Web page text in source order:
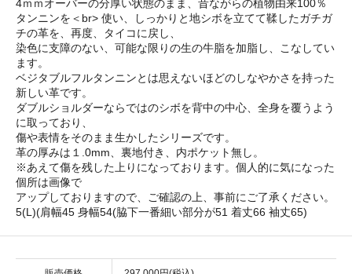
4ｍｍオーバーの分厚い状態のまま、昔ながらの植物由来100％
タンニンを＜br> 使い、しっかりと地シボを立てて鞣したガチガ
チの革を、再度、タイコに戻し、
染色に支障のない、可能な限りの生の牛脂を加脂し、こなしてい
ます。
ベジタブルフルタンニンとは思えないほどのしなやかさを持った
新しい革です。
ダブルショルダーならではのシボを背中の中心、全身を覆うよう
に取っており、
傷や表情をそのまま生かしたシリーズです。
革の厚みは１.0mm、裏地付き、内ポケット無し。
※あえて傷を残した上りになっております。個人的に気になった
個所は画像で
アップしておりますので、ご確認の上、事前にご了承ください。
5(L)(肩幅45 身幅54(脇下一番細い部分が51 着丈66 袖丈65)